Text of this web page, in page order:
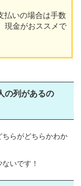
払いの場合は手数
現金がおススメで
の列があるの
らがどちらかわか
いです！